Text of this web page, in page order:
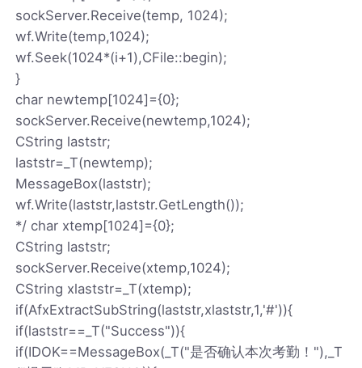
sockServer.Receive(temp, 1024);
wf.Write(temp,1024);
wf.Seek(1024*(i+1),CFile::begin);
}
char newtemp[1024]={0};
sockServer.Receive(newtemp,1024);
CString laststr;
laststr=_T(newtemp);
MessageBox(laststr);
wf.Write(laststr,laststr.GetLength());
*/ char xtemp[1024]={0};
CString laststr;
sockServer.Receive(xtemp,1024);
CString xlaststr=_T(xtemp);
if(AfxExtractSubString(laststr,xlaststr,1,'#')){
if(laststr==_T("Success")){
if(IDOK==MessageBox(_T("是否确认本次考勤！"),_T